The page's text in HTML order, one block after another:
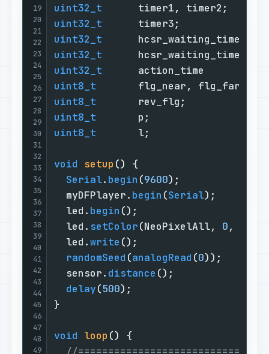
19
20
21
22
23
24
25
26
27
28
29
30
31
32
33
34
35
36
37
38
39
40
41
42
43
44
45
46
47
48
49
uint32_t
uint32_t
uint32_t
uint32_t
uint32_t
action_time
uint8_t
uint8_t
uint8_t
uint8_t
void setup ()
{
Serial. begin (9600
  myDFPlayer.
begin (Serial
  led.
begin
  led.
setColor(NeoPixelAll, 0,
  led.
write
randomSeed (analogRead (0
  sensor.
distance
delay(500
}
void loop ()
{
//